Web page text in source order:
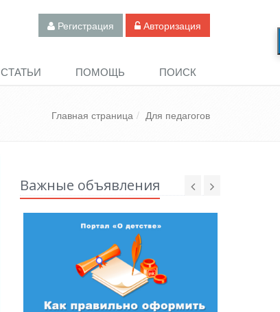
Регистрация Авторизация
СТАТЬИ ПОМОЩЬ ПОИСК
Главная страница Для педагогов
Важные объявления